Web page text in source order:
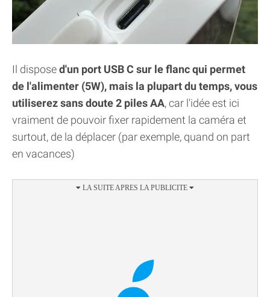
Il disposed'un port USB C sur le flanc qui permet
de l'alimenter (5W), mais la plupart du temps, vous
utiliserez sans doute 2 piles AA, car l'idée est ici
vraiment de pouvoir fixer rapidement la caméra et
surtout, de la déplacer (par exemple, quand on part
en vacances)